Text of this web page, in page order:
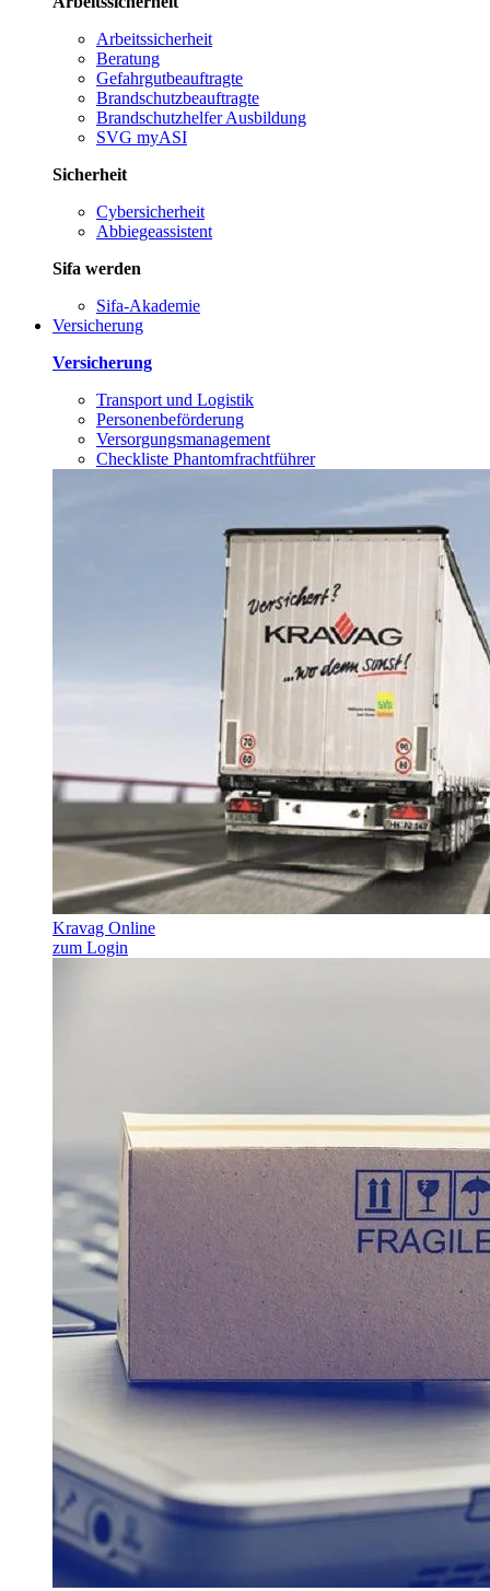
Arbeitssicherheit
Beratung
Gefahrgutbeauftragte
Brandschutzbeauftragte
Brandschutzhelfer Ausbildung
SVG myASI
Sicherheit
Cybersicherheit
Abbiegeassistent
Sifa werden
Sifa-Akademie
Versicherung
Versicherung
Transport und Logistik
Personenbeförderung
Versorgungsmanagement
Checkliste Phantomfrachtführer
Kravag Online
zum Login